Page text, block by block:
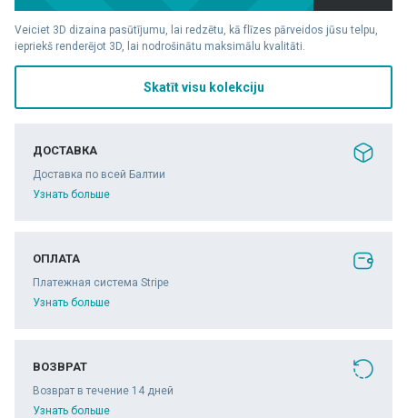
Veiciet 3D dizaina pasūtījumu, lai redzētu, kā flīzes pārveidos jūsu telpu,
iepriekš renderējot 3D, lai nodrošinātu maksimālu kvalitāti.
Skatīt visu kolekciju
ДОСТАВКА
Доставка по всей Балтии
Узнать больше
ОПЛАТА
Платежная система Stripe
Узнать больше
ВОЗВРАТ
Возврат в течение 14 дней
Узнать больше